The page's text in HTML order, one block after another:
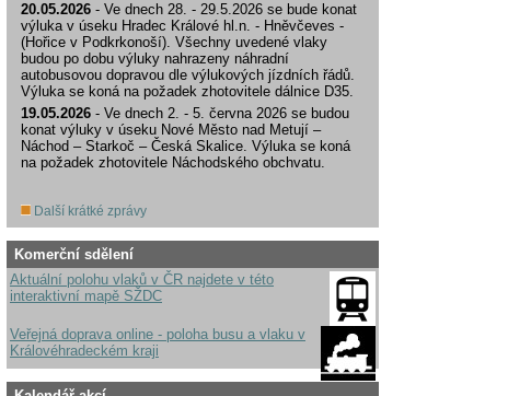
20.05.2026 - Ve dnech 28. - 29.5.2026 se bude konat
výluka v úseku Hradec Králové hl.n. - Hněvčeves -
(Hořice v Podkrkonoší). Všechny uvedené vlaky
budou po dobu výluky nahrazeny náhradní
autobusovou dopravou dle výlukových jízdních řádů.
Výluka se koná na požadek zhotovitele dálnice D35.
19.05.2026 - Ve dnech 2. - 5. června 2026 se budou
konat výluky v úseku Nové Město nad Metují –
Náchod – Starkoč – Česká Skalice. Výluka se koná
na požadek zhotovitele Náchodského obchvatu.
Další krátké zprávy
Komerční sdělení
Aktuální polohu vlaků v ČR najdete v této
interaktivní mapě SŽDC
Veřejná doprava online - poloha busu a vlaku v
Královéhradeckém kraji